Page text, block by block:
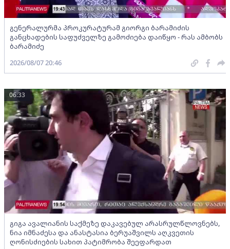
გენერალურმა პროკურატურამ გიორგი ბარამიძის
განცხადების საფუძველზე გამოძიება დაიწყო - რას ამბობს
ბარამიძე
2026/08/07 20:46
გიგა ავალიანის საქმეზე დაკავებულ არასრულწლოვნებს,
ნია იმნაძესა და ანასტასია ბერუაშვილს აღკვეთის
ღონისძიების სახით პატიმრობა შეეფარდათ
06:33